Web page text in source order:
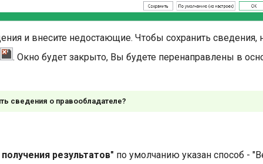
и внесите недостающие. Чтобы сохранить сведения,
. Окно будет закрыто, Вы будете перенаправлены в
сведения о правообладателе?
результатов" по умолчанию указан способ -